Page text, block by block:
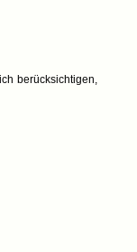
berücksichtigen,